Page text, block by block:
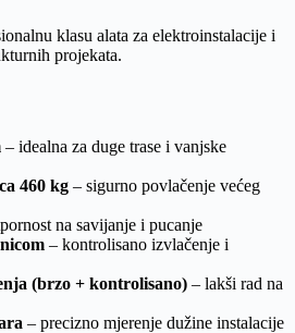
klasu alata za elektroinstalacije i
projekata.
– idealna za duge trase i vanjske
460 kg – sigurno povlačenje većeg
na savijanje i pucanje
– kontrolisano izvlačenje i
(brzo + kontrolisano) – lakši rad na
– precizno mjerenje dužine instalacije